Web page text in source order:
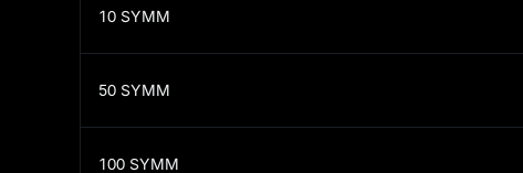
10 SYMM
50 SYMM
100 SYMM